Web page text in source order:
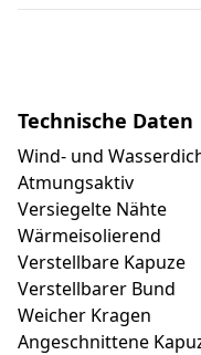
Technische Daten
Wind- und
Atmungsaktiv
Versiegelte Nähte
Wärmeisolierend
Verstellbare Kapuze
Verstellbarer Bund
Weicher Kragen
Angeschnittene